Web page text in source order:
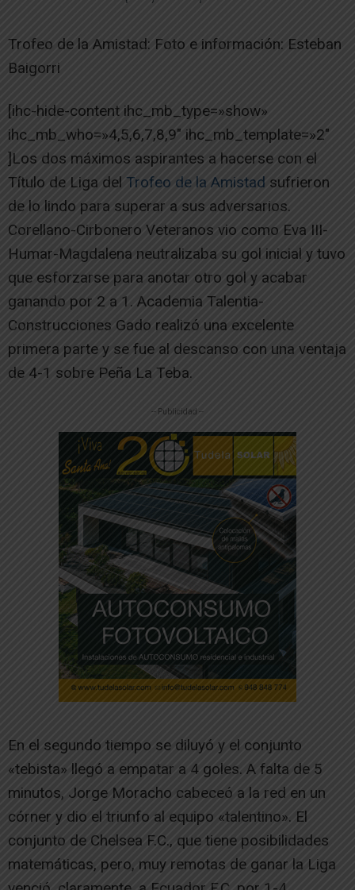
Trofeo de la Amistad: Foto e información: Esteban
Baigorri
[ihc-hide-content ihc_mb_type=»show»
ihc_mb_who=»4,5,6,7,8,9″ ihc_mb_template=»2″
]Los dos máximos aspirantes a hacerse con el
Título de Liga del Trofeo de la Amistad sufrieron
de lo lindo para superar a sus adversarios.
Corellano-Cirbonero Veteranos vio como Eva III-
Humar-Magdalena neutralizaba su gol inicial y tuvo
que esforzarse para anotar otro gol y acabar
ganando por 2 a 1. Academia Talentia-
Construcciones Gado realizó una excelente
primera parte y se fue al descanso con una ventaja
de 4-1 sobre Peña La Teba.
-- Publicidad --
En el segundo tiempo se diluyó y el conjunto
«tebista» llegó a empatar a 4 goles. A falta de 5
minutos, Jorge Moracho cabeceó a la red en un
córner y dio el triunfo al equipo «talentino». El
conjunto de Chelsea F.C., que tiene posibilidades
matemáticas, pero, muy remotas de ganar la Liga